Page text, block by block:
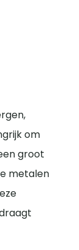
om
groot
metalen